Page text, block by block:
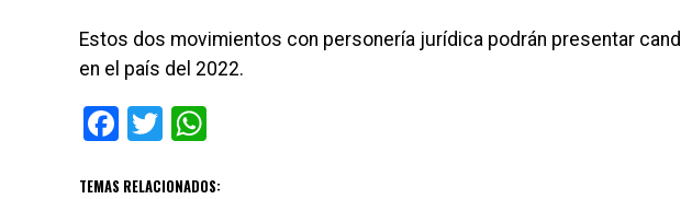
Estos dos movimientos con personería jurídica podrán presentar
en el país del 2022.
Facebook
Twitter
TEMAS RELACIONADOS: